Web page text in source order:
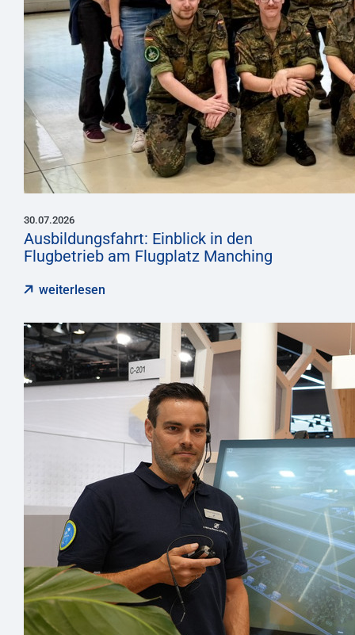
30.07.2026
Ausbildungsfahrt: Einblick in den
Flugbetrieb am Flugplatz Manching
weiterlesen